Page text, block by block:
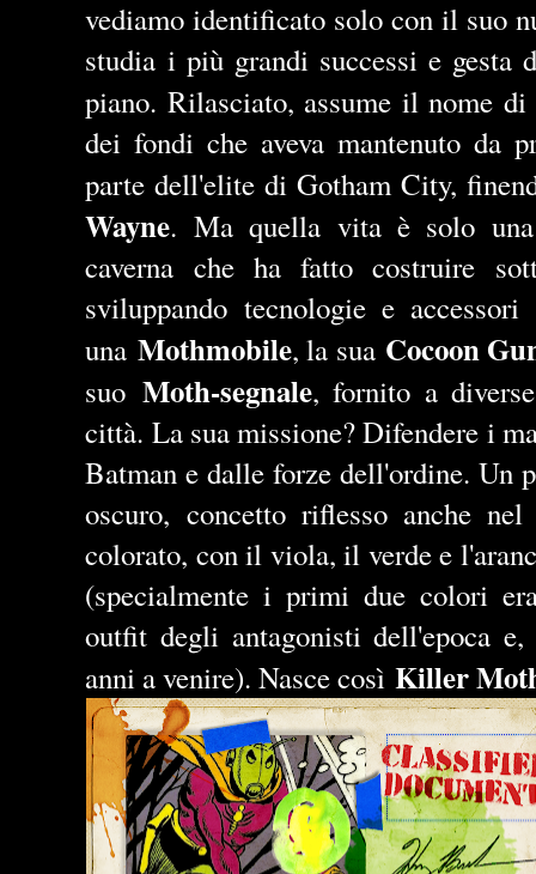
vediamo identificato solo con il suo
studia i più grandi successi e gesta
piano. Rilasciato, assume il nome
dei fondi che aveva mantenuto da
parte dell'elite di Gotham City,
Wayne. Ma quella vita è solo
caverna che ha fatto costruire
sviluppando tecnologie e
una Mothmobile, la sua Cocoon
suo Moth-segnale, fornito a
città. La sua missione? Difendere i
Batman e dalle forze dell'ordine. Un
oscuro, concetto riflesso anche
colorato, con il viola, il verde e
(specialmente i primi due colori
outfit degli antagonisti dell'epoca
anni a venire). Nasce cosìKiller